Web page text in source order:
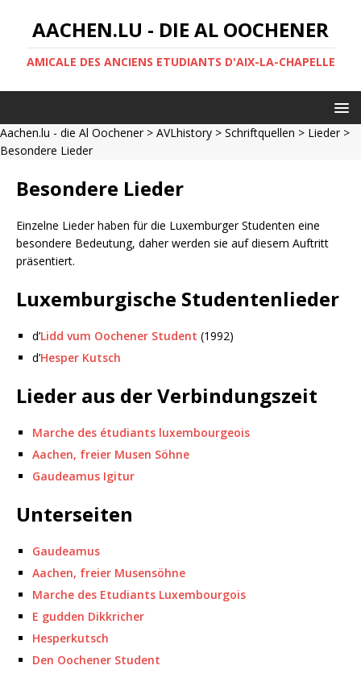
AACHEN.LU - DIE AL OOCHENER
AMICALE DES ANCIENS ETUDIANTS D'AIX-LA-CHAPELLE
Aachen.lu - die Al Oochener> AVLhistory > Schriftquellen > Lieder>
Besondere Lieder
Besondere Lieder
Einzelne Lieder haben für die Luxemburger Studenten eine
besondere Bedeutung, daher werden sie auf diesem Auftritt
präsentiert.
Luxemburgische Studentenlieder
d’Lidd vum Oochener Student (1992)
d’Hesper Kutsch
Lieder aus der Verbindungszeit
Marche des étudiants luxembourgeois
Aachen, freier Musen Söhne
Gaudeamus Igitur
Unterseiten
Gaudeamus
Aachen, freier Musensöhne
Marche des Etudiants Luxembourgois
E gudden Dikkricher
Hesperkutsch
Den Oochener Student